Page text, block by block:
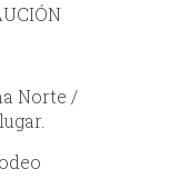
Norte /